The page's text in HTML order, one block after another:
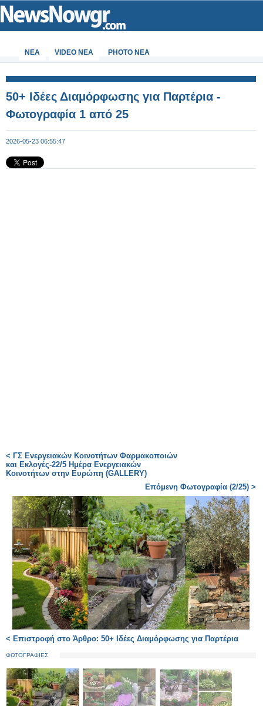
ΝΕΑ VIDEO NEA PHOTO NEA
50+ Ιδέες Διαμόρφωσης για Παρτέρια -
Φωτογραφία 1 από 25
2026-05-23 06:55:47
< ΓΣ Ενεργειακών Κοινοτήτων Φαρμακοποιών
και Εκλογές-22/5 Ημέρα Ενεργειακών
Κοινοτήτων στην Ευρώπη (GALLERY)
Επόμενη Φωτογραφία (2/25) >
< Επιστροφή στο Άρθρο: 50+ Ιδέες Διαμόρφωσης για Παρτέρια
ΦΩΤΟΓΡΑΦΙΕΣ